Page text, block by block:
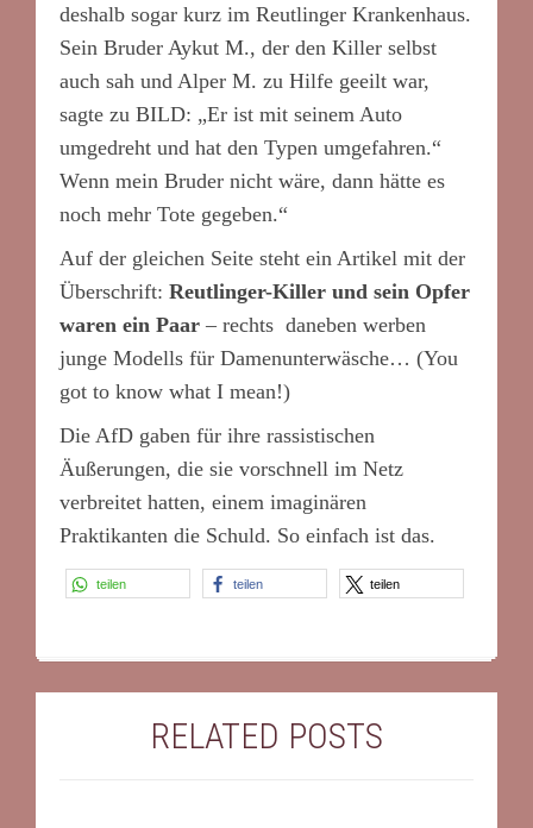
deshalb sogar kurz im Reutlinger Krankenhaus.
Sein Bruder Aykut M., der den Killer selbst
auch sah und Alper M. zu Hilfe geeilt war,
sagte zu BILD: „Er ist mit seinem Auto
umgedreht und hat den Typen umgefahren.“
Wenn mein Bruder nicht wäre, dann hätte es
noch mehr Tote gegeben.“
Auf der gleichen Seite steht ein Artikel mit der
Überschrift: Reutlinger-Killer und sein Opfer
waren ein Paar – rechts daneben werben
junge Modells für Damenunterwäsche… (You
got to know what I mean!)
Die AfD gaben für ihre rassistischen
Äußerungen, die sie vorschnell im Netz
verbreitet hatten, einem imaginären
Praktikanten die Schuld. So einfach ist das.
teilen teilen teilen
RELATED POSTS